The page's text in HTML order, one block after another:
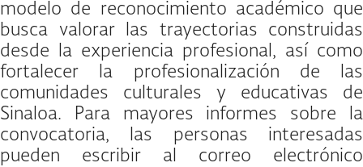
modelo de reconocimiento académico que
busca valorar las trayectorias construidas
desde la experiencia profesional, así como
fortalecer la profesionalización de las
comunidades culturales y educativas de
Sinaloa. Para mayores informes sobre la
convocatoria, las personas interesadas
pueden escribir al correo electrónico